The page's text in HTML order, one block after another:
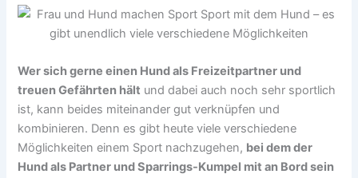
Wer sich gerne einen Hund als Freizeitpartner und
treuen Gefährten hält und dabei auch noch sehr sportlich
ist, kann beides miteinander gut verknüpfen und
kombinieren. Denn es gibt heute viele verschiedene
Möglichkeiten einem Sport nachzugehen, bei dem der
Hund als Partner und Sparrings-Kumpel mit an Bord sein